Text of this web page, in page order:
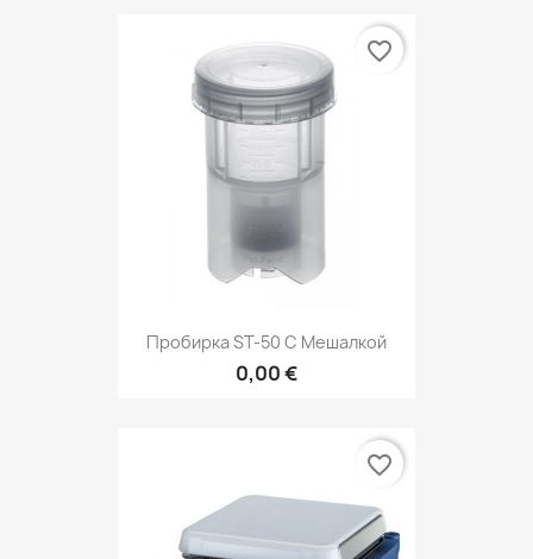
Пробирка ST-50 С Мешалкой
0,00 €
favorite_border
favorite_border